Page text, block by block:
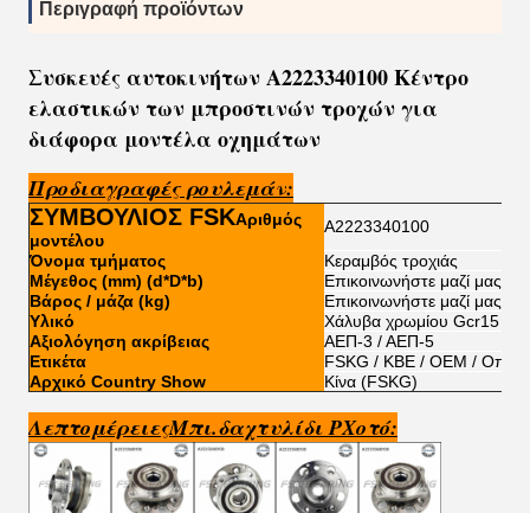
Περιγραφή προϊόντων
Συσκευές αυτοκινήτων A2223340100 Κέντρο
ελαστικών των μπροστινών τροχών για
διάφορα μοντέλα οχημάτων
Προδιαγραφές ρουλεμάν:
ΣΥΜΒΟΥΛΙΟΣ FSKΑριθμός
μοντέλου
Α2223340100
Όνομα τμήματος
Κεραμβός τροχιάς
Μέγεθος (mm) (d*D*b)
Επικοινωνήστε μαζί μας
Βάρος / μάζα (kg)
Επικοινωνήστε μαζί μας
Υλικό
Χάλυβα χρωμίου Gcr15
Αξιολόγηση ακρίβειας
ΑΕΠ-3 / ΑΕΠ-5
Ετικέτα
FSKG / KBE / OEM /
Αρχικό Country Show
Κίνα (FSKG)
ΛεπτομέρειεςΜπι.δαχτυλίδι PΧοτό: